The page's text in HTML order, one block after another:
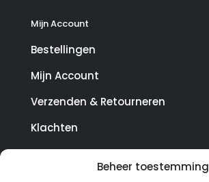
Beheer toestemming
Mijn Account
Bestellingen
Mijn Account
Verzenden & Retourneren
Klachten